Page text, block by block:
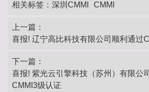
相关标签： 深圳CMMI CMMI
上一篇：
喜报! 辽宁高比科技有限公司顺利通过
下一篇：
喜报! 紫光云引擎科技（苏州）有限公
CMMI3级认证